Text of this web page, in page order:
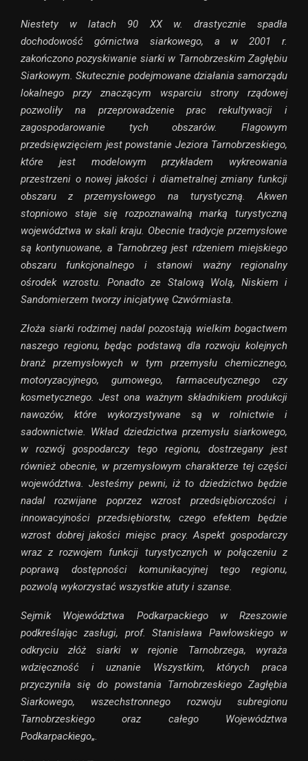
Niestety w latach 90 XX w. drastycznie spadła
dochodowość górnictwa siarkowego, a w 2001 r.
zakończono pozyskiwanie siarki w Tarnobrzeskim Zagłębiu
Siarkowym. Skutecznie podejmowane działania samorządu
lokalnego przy znaczącym wsparciu strony rządowej
pozwoliły na przeprowadzenie prac rekultywacji i
zagospodarowanie tych obszarów. Flagowym
przedsięwzięciem jest powstanie Jeziora Tarnobrzeskiego,
które jest modelowym przykładem wykreowania
przestrzeni o nowej jakości i diametralnej zmiany funkcji
obszaru z przemysłowego na turystyczną. Akwen
stopniowo staje się rozpoznawalną marką turystyczną
województwa w skali kraju. Obecnie tradycje przemysłowe
są kontynuowane, a Tarnobrzeg jest rdzeniem miejskiego
obszaru funkcjonalnego i stanowi ważny regionalny
ośrodek wzrostu. Ponadto ze Stalową Wolą, Niskiem i
Sandomierzem tworzy inicjatywę Czwórmiasta.
Złoża siarki rodzimej nadal pozostają wielkim bogactwem
naszego regionu, będąc podstawą dla rozwoju kolejnych
branż przemysłowych w tym przemysłu chemicznego,
motoryzacyjnego, gumowego, farmaceutycznego czy
kosmetycznego. Jest ona ważnym składnikiem produkcji
nawozów, które wykorzystywane są w rolnictwie i
sadownictwie. Wkład dziedzictwa przemysłu siarkowego,
w rozwój gospodarczy tego regionu, dostrzegany jest
również obecnie, w przemysłowym charakterze tej części
województwa. Jesteśmy pewni, iż to dziedzictwo będzie
nadal rozwijane poprzez wzrost przedsiębiorczości i
innowacyjności przedsiębiorstw, czego efektem będzie
wzrost dobrej jakości miejsc pracy. Aspekt gospodarczy
wraz z rozwojem funkcji turystycznych w połączeniu z
poprawą dostępności komunikacyjnej tego regionu,
pozwolą wykorzystać wszystkie atuty i szanse.
Sejmik Województwa Podkarpackiego w Rzeszowie
podkreślając zasługi, prof. Stanisława Pawłowskiego w
odkryciu złóż siarki w rejonie Tarnobrzega, wyraża
wdzięczność i uznanie Wszystkim, których praca
przyczyniła się do powstania Tarnobrzeskiego Zagłębia
Siarkowego, wszechstronnego rozwoju subregionu
Tarnobrzeskiego oraz całego Województwa
Podkarpackiego„.